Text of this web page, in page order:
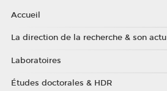
Accueil
La direction de la recherche & son actu
Laboratoires
Études doctorales & HDR